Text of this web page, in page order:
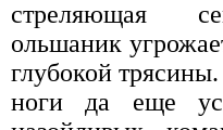
стреляющая
ольшаник
глубокой
ноги да еще